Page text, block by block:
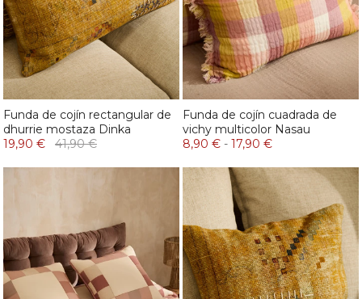
Funda de cojín rectangular de
dhurrie mostaza Dinka
19,90 €
41,90 €
Funda de cojín cuadrada de
vichy multicolor Nasau
8,90 € - 17,90 €